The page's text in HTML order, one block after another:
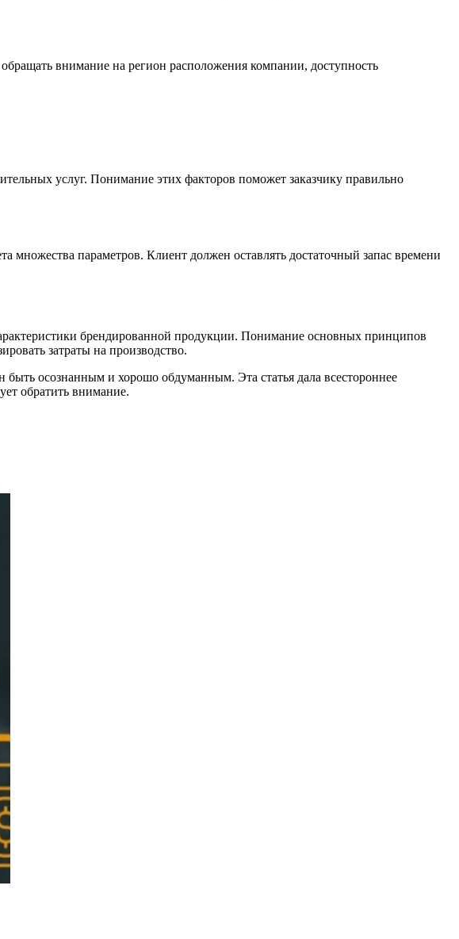
внимание на регион расположения компании, доступность
услуг. Понимание этих факторов поможет заказчику правильно
множества параметров. Клиент должен оставлять достаточный запас времени
брендированной продукции. Понимание основных принципов
затраты на производство.
быть осознанным и хорошо обдуманным. Эта статья дала всестороннее
обратить внимание.